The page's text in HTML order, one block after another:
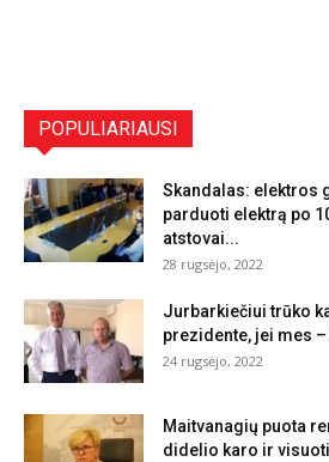
POPULIARIAUSI
Skandalas: elektros
parduoti elektrą po
atstovai...
28 rugsėjo, 2022
Jurbarkiečiui trūko
prezidente, jei mes –
24 rugsėjo, 2022
Maitvanagių puota
didelio karo ir